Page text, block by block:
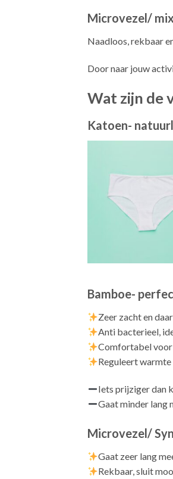
Microvezel/
Naadloos, rekbaar
Door naar jouw
Wat zijn de
Katoen-
Bamboe-
Zeer zacht en
Anti bacterieel,
Comfortabel voor
Reguleert
Iets prijziger dan
Gaat minder lang
Microvezel/
Gaat zeer lang
Rekbaar, sluit